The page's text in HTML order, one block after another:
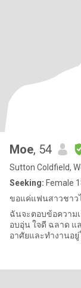
Moe, 54
Sutton Coldfield,
Seeking: Female
ขอแค่แฟนสาวชาว
ฉันจะตอบข้อความเร็วๆ นี้ ฉันดูแลคนที่ทำให้ฉันมีค
อบอุ่น ใจดี ฉลาด แ
อาศัยและทำงานอ